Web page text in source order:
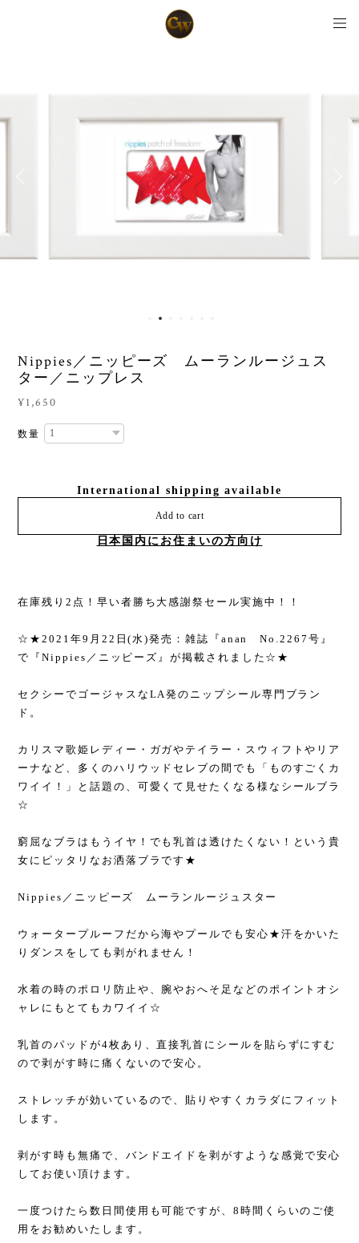
Nippies／ニッピーズ ムーランルージュス
ター／ニップレス
¥1,650
数量
International shipping available
Add to cart
日本国内にお住まいの方向け
在庫残り2点！早い者勝ち大感謝祭セール実施中！！
☆★2021年9月22日(水)発売：雑誌『anan No.2267号』
で『Nippies／ニッピーズ』が掲載されました☆★
セクシーでゴージャスなLA発のニップシール専門ブラン
ド。
カリスマ歌姫レディー・ガガやテイラー・スウィフトやリア
ーナなど、多くのハリウッドセレブの間でも「ものすごくカ
ワイイ！」と話題の、可愛くて見せたくなる様なシールブラ
☆
窮屈なブラはもうイヤ！でも乳首は透けたくない！という貴
女にピッタリなお洒落ブラです★
Nippies／ニッピーズ ムーランルージュスター
ウォータープルーフだから海やプールでも安心★汗をかいた
りダンスをしても剥がれません！
水着の時のポロリ防止や、腕やおへそ足などのポイントオシ
ャレにもとてもカワイイ☆
乳首のパッドが4枚あり、直接乳首にシールを貼らずにすむ
ので剥がす時に痛くないので安心。
ストレッチが効いているので、貼りやすくカラダにフィット
します。
剥がす時も無痛で、バンドエイドを剥がすような感覚で安心
してお使い頂けます。
一度つけたら数日間使用も可能ですが、8時間くらいのご使
用をお勧めいたします。